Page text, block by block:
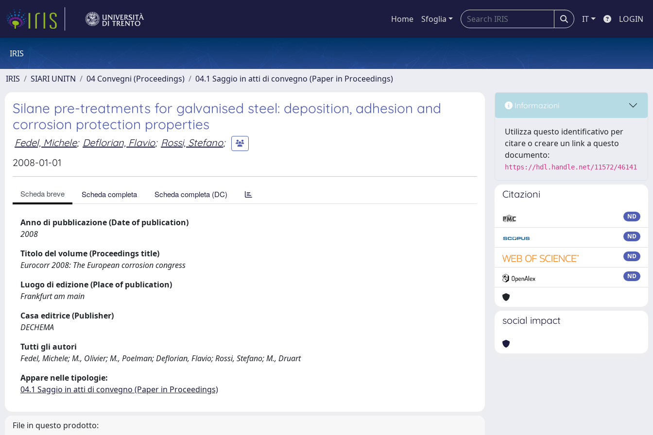
Home Sfoglia IT LOGIN
IRIS
IRIS SIARI UNITN 04 Convegni (Proceedings) 04.1 Saggio in atti di convegno (Paper in Proceedings)
Silane pre-treatments for galvanised steel: deposition, adhesion and
corrosion protection properties
Fedel, Michele; Deflorian, Flavio; Rossi, Stefano;
2008-01-01
Scheda breve Scheda completa Scheda completa (DC)
Anno di pubblicazione (Date of publication)
2008
Titolo del volume (Proceedings title)
Eurocorr 2008: The European corrosion congress
Luogo di edizione (Place of publication)
Frankfurt am main
Casa editrice (Publisher)
DECHEMA
Tutti gli autori
Fedel, Michele; M., Olivier; M., Poelman; Deflorian, Flavio; Rossi, Stefano; M., Druart
Appare nelle tipologie:
04.1 Saggio in atti di convegno (Paper in Proceedings)
File in questo prodotto:
Informazioni
Utilizza questo identificativo per
citare o creare un link a questo
documento:
https://hdl.handle.net/11572/46141
Citazioni
ND
ND
ND
ND
social impact